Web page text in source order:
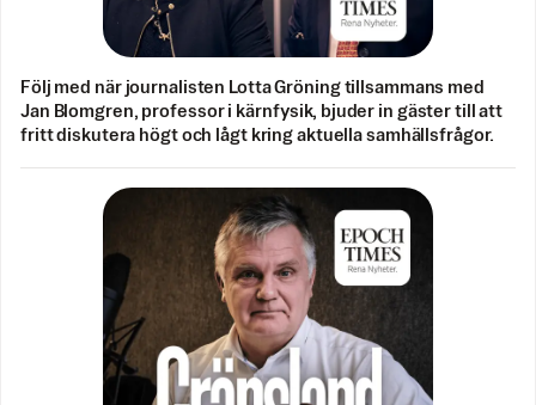
Följ med när journalisten Lotta Gröning tillsammans med
Jan Blomgren, professor i kärnfysik, bjuder in gäster till att
fritt diskutera högt och lågt kring aktuella samhällsfrågor.